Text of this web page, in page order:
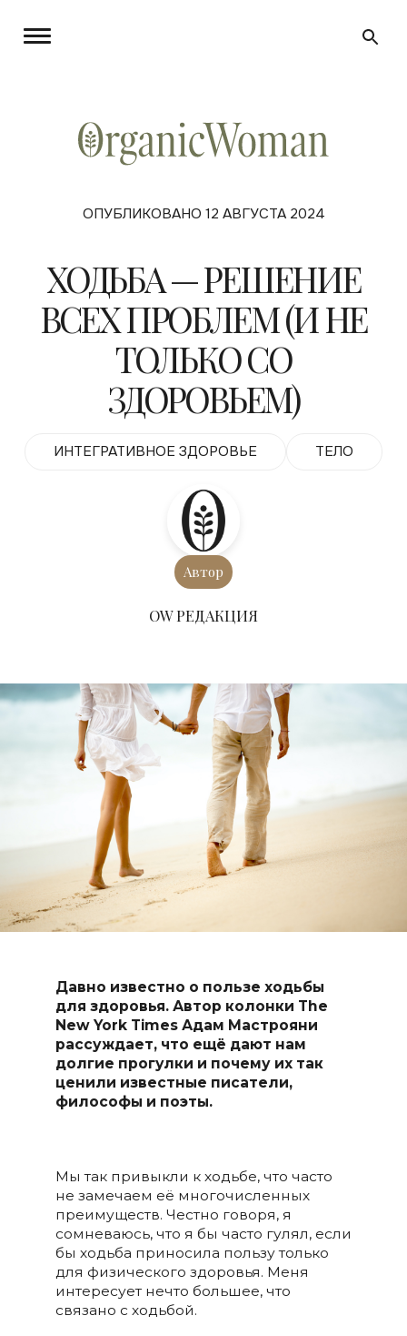
ОПУБЛИКОВАНО 12 АВГУСТА 2024
ХОДЬБА — РЕШЕНИЕ
ВСЕХ ПРОБЛЕМ (И НЕ
ТОЛЬКО СО
ЗДОРОВЬЕМ)
ИНТЕГРАТИВНОЕ ЗДОРОВЬЕ ТЕЛО
Автор
ОW РЕДАКЦИЯ
Давно известно о пользе ходьбы
для здоровья. Автор колонки The
New York Times Адам Мастрояни
рассуждает, что ещё дают нам
долгие прогулки и почему их так
ценили известные писатели,
философы и поэты.
Мы так привыкли к ходьбе, что часто
не замечаем её многочисленных
преимуществ. Честно говоря, я
сомневаюсь, что я бы часто гулял, если
бы ходьба приносила пользу только
для физического здоровья. Меня
интересует нечто большее, что
связано с ходьбой.